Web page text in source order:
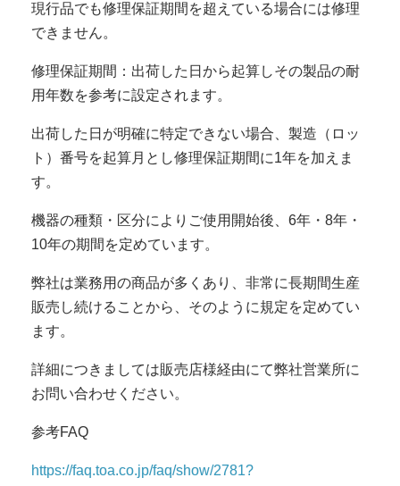
現行品でも修理保証期間を超えている場合には修理
できません。
修理保証期間：出荷した日から起算しその製品の耐
用年数を参考に設定されます。
出荷した日が明確に特定できない場合、製造（ロッ
ト）番号を起算月とし修理保証期間に1年を加えま
す。
機器の種類・区分によりご使用開始後、6年・8年・
10年の期間を定めています。
弊社は業務用の商品が多くあり、非常に長期間生産
販売し続けることから、そのように規定を定めてい
ます。
詳細につきましては販売店様経由にて弊社営業所に
お問い合わせください。
参考FAQ
https://faq.toa.co.jp/faq/show/2781?